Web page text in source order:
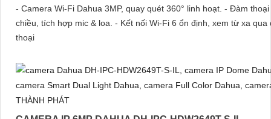
- Camera Wi-Fi Dahua 3MP, quay quét 360° linh hoạt. - Đàm thoại
chiều, tích hợp mic & loa. - Kết nối Wi-Fi 6 ổn định, xem từ xa qua
thoại